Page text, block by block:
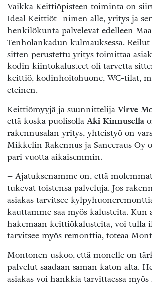
Vaikka Keittiöpisteen toiminta on
Ideal Keittiöt -nimen alle, yritys ja
henkilökunta palvelevat edelleen
Tenholankadun kulmauksessa.
sitten perustettu yritys toimittaa
kodin kiintokalusteet oli tarvetta
keittiö, kodinhoitohuone, WC-tilat,
eteinen.
Keittiömyyjä ja suunnittelija Virve
että koska puolisolla Aki Kinnusella
rakennusalan yritys, yhteistyö on
Mikkelin Rakennus ja Saneeraus Oy
pari vuotta aikaisemmin.
– Ajatuksenamme on, että
tukevat toistensa palveluja. Jos
asiakas tarvitsee
kauttamme saa myös kalusteita. Kun
hakemaan keittiökalusteita, voi tulla
tarvitsee myös remonttia, toteaa
Montonen uskoo, että monelle on
palvelut saadaan saman katon alta.
asiakas voi hankkia tarvittaessa